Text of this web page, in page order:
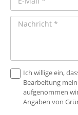
Ich willige ein,
Bearbeitung
aufgenommen
Angaben von